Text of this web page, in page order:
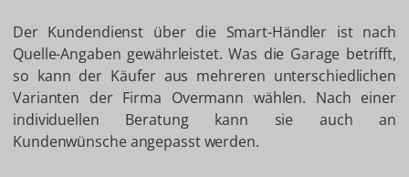
Der Kundendienst über die Smart-Händler ist nach
Quelle-Angaben gewährleistet. Was die Garage betrifft,
so kann der Käufer aus mehreren unterschiedlichen
Varianten der Firma Overmann wählen. Nach einer
individuellen Beratung kann sie auch an
Kundenwünsche angepasst werden.